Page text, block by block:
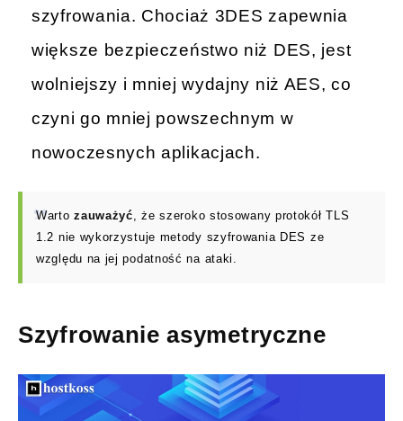
szyfrowania. Chociaż 3DES zapewnia
większe bezpieczeństwo niż DES, jest
wolniejszy i mniej wydajny niż AES, co
czyni go mniej powszechnym w
nowoczesnych aplikacjach.
Wartozauważyć , że szeroko stosowany protokół TLS
1.2 nie wykorzystuje metody szyfrowania DES ze
względu na jej podatność na ataki.
Szyfrowanie asymetryczne